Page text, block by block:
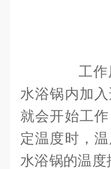
工作原
水浴锅内加
就会开始工
定温度时，
水浴锅的温